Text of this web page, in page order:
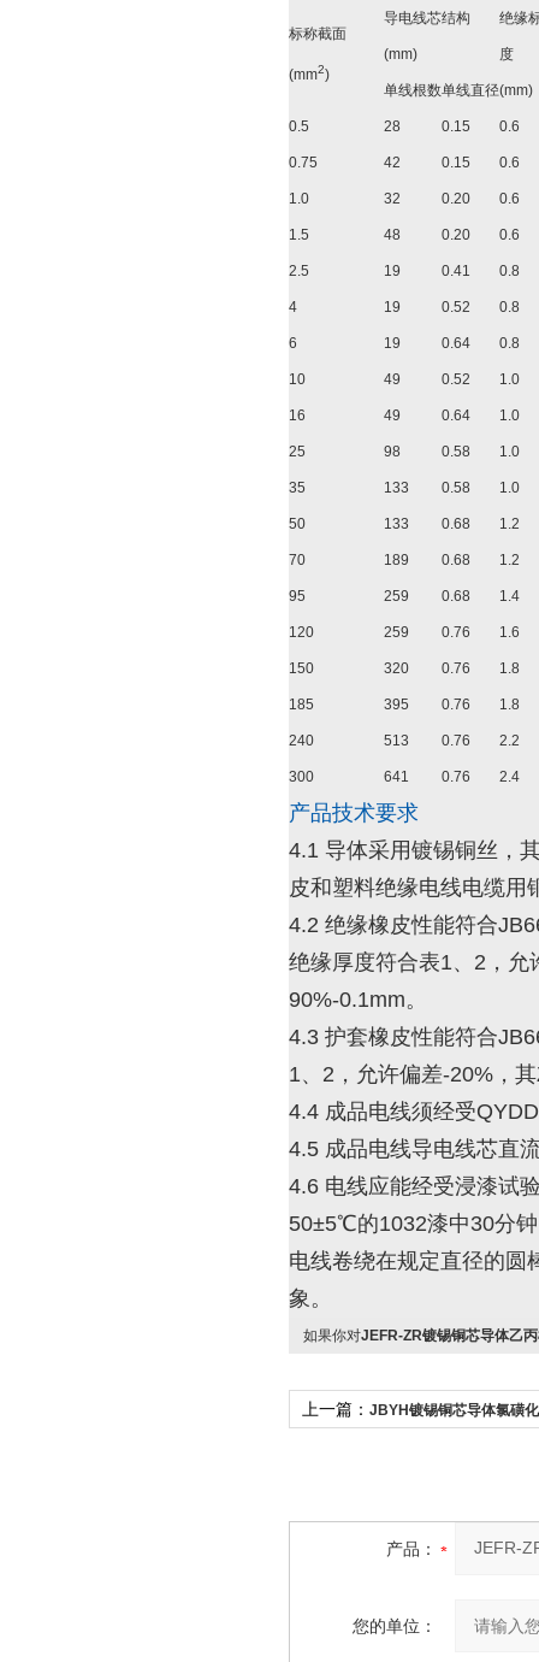
标称截面
(mm2)
导电线芯结构
(mm)
绝缘
度
(mm)
单线根数单线直径
0.5 28 0.15 0.6
0.75 42 0.15 0.6
1.0 32 0.20 0.6
1.5 48 0.20 0.6
2.5 19 0.41 0.8
4 19 0.52 0.8
6 19 0.64 0.8
10 49 0.52 1.0
16 49 0.64 1.0
25 98 0.58 1.0
35 133 0.58 1.0
50 133 0.68 1.2
70 189 0.68 1.2
95 259 0.68 1.4
120 259 0.76 1.6
150 320 0.76 1.8
185 395 0.76 1.8
240 513 0.76 2.2
300 641 0.76 2.4
产品技术要求
4.1 导体采用镀锡铜丝，
皮和塑料绝缘电线电缆用
4.2 绝缘橡皮性能符合
绝缘厚度符合表1、2，
90%-0.1mm。
4.3 护套橡皮性能符合
1、2，允许偏差-20%，
4.4 成品电线须经受
4.5 成品电线导电线芯直
4.6 电线应能经受浸漆试
50±5℃的1032漆中30分
电线卷绕在规定直径的圆
象。
如果你对JEFR-ZR镀锡铜芯导体乙
上一篇： JBYH镀锡铜芯导体氯磺
产品：
您的单位：